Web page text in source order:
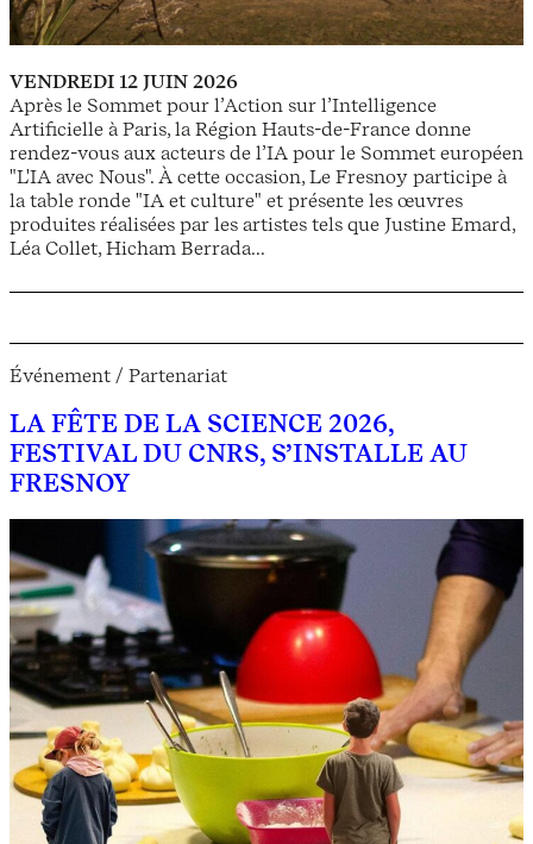
VENDREDI 12 JUIN 2026
Après le Sommet pour l’Action sur l’Intelligence
Artificielle à Paris, la Région Hauts-de-France donne
rendez-vous aux acteurs de l’IA pour le Sommet européen
"L'IA avec Nous". À cette occasion, Le Fresnoy participe à
la table ronde "IA et culture" et présente les œuvres
produites réalisées par les artistes tels que Justine Emard,
Léa Collet, Hicham Berrada...
Événement / Partenariat
LA FÊTE DE LA SCIENCE 2026,
FESTIVAL DU CNRS, S’INSTALLE AU
FRESNOY